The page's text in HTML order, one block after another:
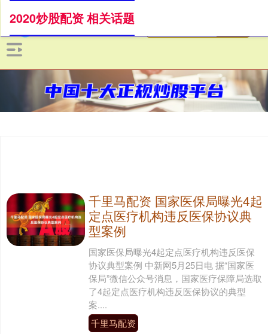
2020炒股配资 相关话题
千里马配资 国家医保局曝光4起
定点医疗机构违反医保协议典
型案例
国家医保局曝光4起定点医疗机构违反医保
协议典型案例 中新网5月25日电 据“国家医
保局”微信公众号消息，国家医疗保障局选取
了4起定点医疗机构违反医保协议的典型
案....
千里马配资